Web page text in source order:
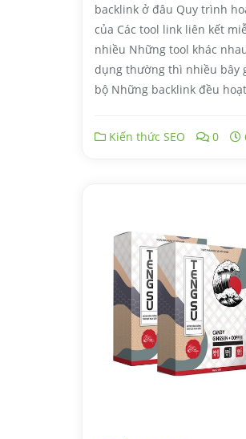
backlink ở đâu Quy trình
của Các tool link liên kết
nhiều Những tool khác
dụng thường thì nhiều bây
bộ Những backlink đều
Kiến thức SEO 0